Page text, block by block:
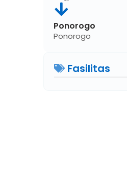
Ponorogo
Ponorogo
Fasilitas